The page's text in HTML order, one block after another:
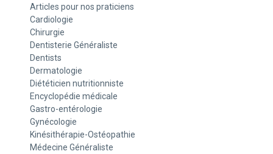
Articles pour nos praticiens
Cardiologie
Chirurgie
Dentisterie Généraliste
Dentists
Dermatologie
Diététicien nutritionniste
Encyclopédie médicale
Gastro-entérologie
Gynécologie
Kinésithérapie-Ostéopathie
Médecine Généraliste